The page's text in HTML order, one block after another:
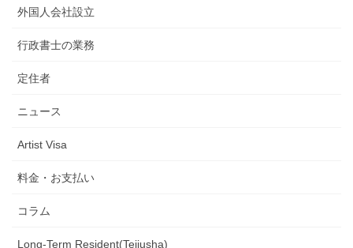
外国人会社設立
行政書士の業務
定住者
ニュース
Artist Visa
料金・お支払い
コラム
Long-Term Resident(Teijusha)